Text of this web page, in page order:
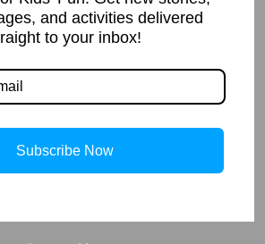
and activities delivered
to your inbox!
Subscribe Now